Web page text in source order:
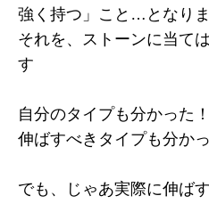
強く持つ」こと…となり
それを、ストーンに当て
す
自分のタイプも分かった！
伸ばすべきタイプも分かっ
でも、じゃあ実際に伸ば